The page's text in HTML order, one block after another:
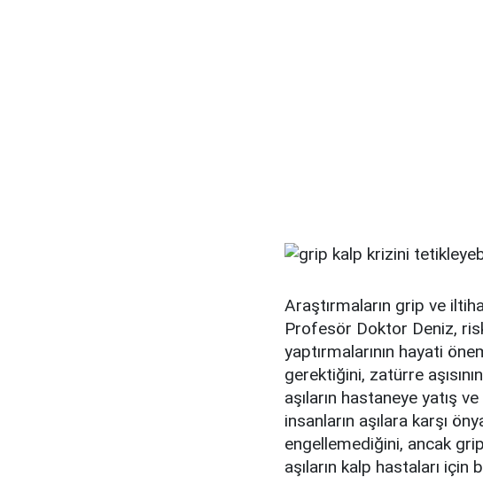
Araştırmaların grip ve
Profesör Doktor Deniz,
yaptırmalarının hayati
gerektiğini, zatürre
aşıların hastaneye yatış
insanların aşılara karşı
engellemediğini, ancak
aşıların kalp hastaları için